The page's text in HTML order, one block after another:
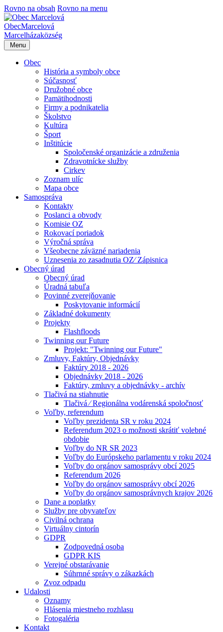
Rovno na obsah Rovno na menu
ObecMarcelová
Marcelházaközség
Menu
Obec
História a symboly obce
Súčasnosť
Družobné obce
Pamätihodnosti
Firmy a podnikatelia
Školstvo
Kultúra
Šport
Inštitúcie
Spoločenské organizácie a združenia
Zdravotnícke služby
Cirkev
Zoznam ulíc
Mapa obce
Samospráva
Kontakty
Poslanci a obvody
Komisie OZ
Rokovací poriadok
Výročná správa
Všeobecne záväzné nariadenia
Uznesenia zo zasadnutia OZ⁄ Zápisnica
Obecný úrad
Obecný úrad
Úradná tabuľa
Povinné zverejňovanie
Poskytovanie informácií
Základné dokumenty
Projekty
Flashfloods
Twinning our Future
Projekt: "Twinning our Future"
Zmluvy, Faktúry, Objednávky
Faktúry 2018 - 2026
Objednávky 2018 - 2026
Faktúry, zmluvy a objednávky - archív
Tlačivá na stiahnutie
Tlačivá ⁄ Regionálna vodárenská spoločnosť
Voľby, referendum
Voľby prezidenta SR v roku 2024
Referendum 2023 o možnosti skrátiť volebné
obdobie
Voľby do NR SR 2023
Voľby do Európskeho parlamentu v roku 2024
Voľby do orgánov samosprávy obcí 2025
Referendum 2026
Voľby do orgánov samosprávy obcí 2026
Voľby do orgánov samosprávnych krajov 2026
Dane a poplatky
Služby pre obyvateľov
Civilná ochrana
Virtuálny cintorín
GDPR
Zodpovedná osoba
GDPR KIS
Verejné obstarávanie
Súhrnné správy o zákazkách
Zvoz odpadu
Udalosti
Oznamy
Hlásenia miestneho rozhlasu
Fotogaléria
Kontakt